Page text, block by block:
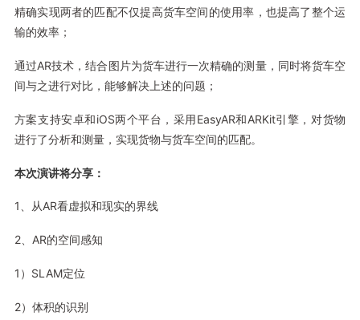
精确实现两者的匹配不仅提高货车空间的使用率，也提高了整个运
输的效率；
通过AR技术，结合图片为货车进行一次精确的测量，同时将货车空
间与之进行对比，能够解决上述的问题；
方案支持安卓和iOS两个平台，采用EasyAR和ARKit引擎，对货物
进行了分析和测量，实现货物与货车空间的匹配。
本次演讲将分享：
1、从AR看虚拟和现实的界线
2、AR的空间感知
1）SLAM定位
2）体积的识别